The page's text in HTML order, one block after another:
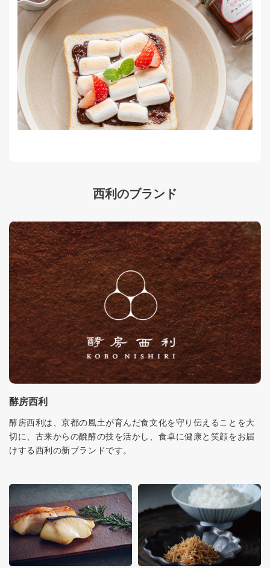
西利のブランド
酵房西利
酵房西利は、京都の風土が育んだ食文化を守り伝えることを大
切に、古来からの醗酵の技を活かし、食卓に健康と笑顔をお届
けする西利の新ブランドです。